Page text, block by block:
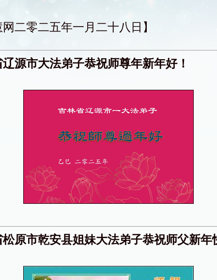
二零二五年一月二十八日】
源市大法弟子恭祝师尊年新年好！
原市乾安县姐妹大法弟子恭祝师父新年